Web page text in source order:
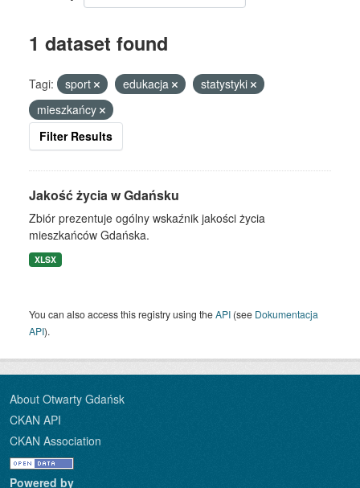
1 dataset found
Tagi: sport edukacja
statystyki
mieszkańcy
Filter Results
Jakość życia w Gdańsku
Zbiór prezentuje ogólny wskaźnik jakości życia
mieszkańców Gdańska.
XLSX
You can also access this registry using theAPI (see Dokumentacja
API).
About Otwarty Gdańsk
CKAN API
CKAN Association
Powered by